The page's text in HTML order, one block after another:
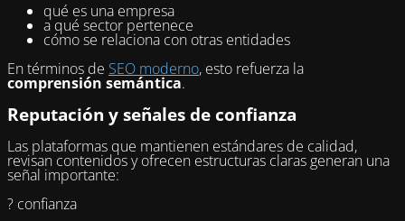
qué es una empresa
a qué sector pertenece
cómo se relaciona con otras entidades
En términos de SEO moderno, esto refuerza la
comprensión semántica.
Reputación y señales de confianza
Las plataformas que mantienen estándares de calidad,
revisan contenidos y ofrecen estructuras claras generan una
señal importante:
? confianza